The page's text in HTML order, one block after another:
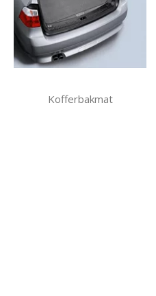
Kofferbakmat